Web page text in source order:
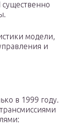
модели,
и
в 1999 году.